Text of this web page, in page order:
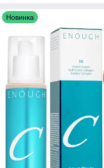
Новинка